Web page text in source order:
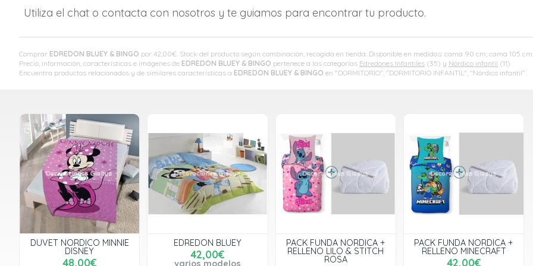
Comprar EDREDON BLUEY & BINGO por 42,00€ . Stock del producto según combinación, recogida en tienda. Disponible en medidas: cama 90 cm; cama 105 cm.
Precio, información, características e imágenes de EDREDON BLUEY & BINGO pertenece a las categorías Edredones Infantiles (35) y Nórdico infantil (11).
Encuentra productos relacionados y de similares características a EDREDON BLUEY & BINGO en "DORMITORIO", "DORMITORIO INFANTIL", "Nórdico infantil".
Utiliza el chat o contacta con nosotros y te guiamos para encontrar tu producto.
DUVET NORDICO MINNIE
DISNEY
48,00€
EDREDON BLUEY
42,00€
varios modelos
PACK FUNDA NORDICA +
RELLENO LILO & STITCH
ROSA
PACK FUNDA NORDICA +
RELLENO MINECRAFT
42,00€